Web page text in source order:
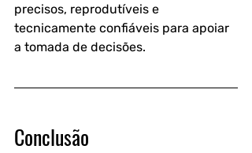
precisos, reprodutíveis e
tecnicamente confiáveis para apoiar
a tomada de decisões.
Conclusão